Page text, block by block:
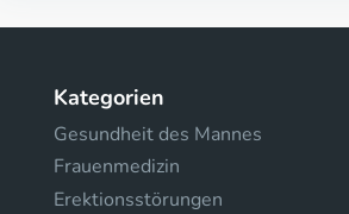
Kategorien
Gesundheit des Mannes
Frauenmedizin
Erektionsstörungen